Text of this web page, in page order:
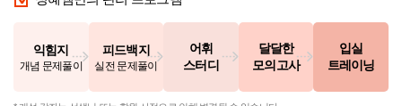
익힘지
개념 문제풀이
피드백지
실전 문제풀이
어휘
스터디
달달한
모의고사
입실
트레이닝